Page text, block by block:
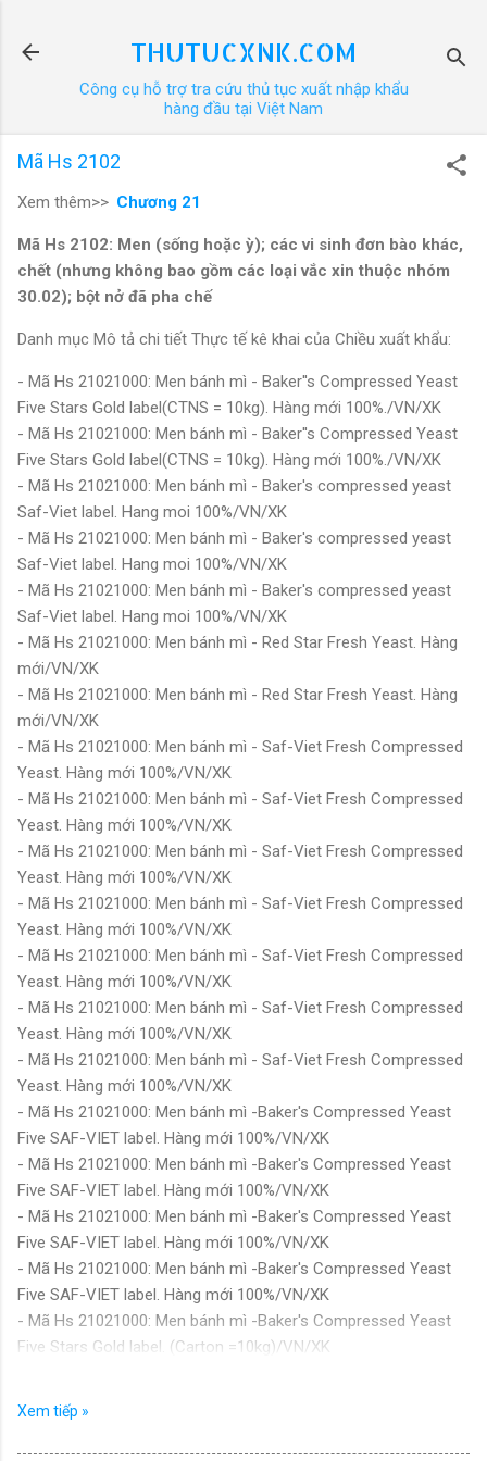
THUTUCXNK.COM
Công cụ hỗ trợ tra cứu thủ tục xuất nhập khẩu
hàng đầu tại Việt Nam
Mã Hs 2102
Xem thêm>> Chương 21
Mã Hs 2102: Men (sống hoặc ỳ); các vi sinh đơn bào khác,
chết (nhưng không bao gồm các loại vắc xin thuộc nhóm
30.02); bột nở đã pha chế
Danh mục Mô tả chi tiết Thực tế kê khai của Chiều xuất khẩu:
- Mã Hs 21021000: Men bánh mì - Baker''s Compressed Yeast
Five Stars Gold label(CTNS = 10kg). Hàng mới 100%./VN/XK
- Mã Hs 21021000: Men bánh mì - Baker''s Compressed Yeast
Five Stars Gold label(CTNS = 10kg). Hàng mới 100%./VN/XK
- Mã Hs 21021000: Men bánh mì - Baker's compressed yeast
Saf-Viet label. Hang moi 100%/VN/XK
- Mã Hs 21021000: Men bánh mì - Baker's compressed yeast
Saf-Viet label. Hang moi 100%/VN/XK
- Mã Hs 21021000: Men bánh mì - Baker's compressed yeast
Saf-Viet label. Hang moi 100%/VN/XK
- Mã Hs 21021000: Men bánh mì - Red Star Fresh Yeast. Hàng
mới/VN/XK
- Mã Hs 21021000: Men bánh mì - Red Star Fresh Yeast. Hàng
mới/VN/XK
- Mã Hs 21021000: Men bánh mì - Saf-Viet Fresh Compressed
Yeast. Hàng mới 100%/VN/XK
- Mã Hs 21021000: Men bánh mì - Saf-Viet Fresh Compressed
Yeast. Hàng mới 100%/VN/XK
- Mã Hs 21021000: Men bánh mì - Saf-Viet Fresh Compressed
Yeast. Hàng mới 100%/VN/XK
- Mã Hs 21021000: Men bánh mì - Saf-Viet Fresh Compressed
Yeast. Hàng mới 100%/VN/XK
- Mã Hs 21021000: Men bánh mì - Saf-Viet Fresh Compressed
Yeast. Hàng mới 100%/VN/XK
- Mã Hs 21021000: Men bánh mì - Saf-Viet Fresh Compressed
Yeast. Hàng mới 100%/VN/XK
- Mã Hs 21021000: Men bánh mì - Saf-Viet Fresh Compressed
Yeast. Hàng mới 100%/VN/XK
- Mã Hs 21021000: Men bánh mì -Baker's Compressed Yeast
Five SAF-VIET label. Hàng mới 100%/VN/XK
- Mã Hs 21021000: Men bánh mì -Baker's Compressed Yeast
Five SAF-VIET label. Hàng mới 100%/VN/XK
- Mã Hs 21021000: Men bánh mì -Baker's Compressed Yeast
Five SAF-VIET label. Hàng mới 100%/VN/XK
- Mã Hs 21021000: Men bánh mì -Baker's Compressed Yeast
Five SAF-VIET label. Hàng mới 100%/VN/XK
- Mã Hs 21021000: Men bánh mì -Baker's Compressed Yeast
Five Stars Gold label. (Carton =10kg)/VN/XK
- Mã Hs 21021000: Men bánh mì -Baker's Compressed Yeast
Five Stars Gold label. Hàng mới 100%/VN/XK
Xem tiếp »